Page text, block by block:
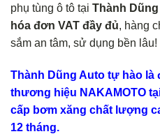
phụ tùng ô tô tại Thành
hóa đơn VAT đầy đủ, hàng
sắm an tâm, sử dụng bền lâu!
Thành Dũng Auto tự hào là
thương hiệu NAKAMOTO
cấp bơm xăng chất lượng
12 tháng.